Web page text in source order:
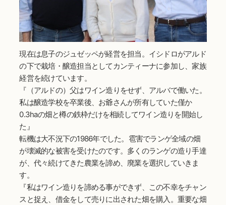
現在は息子のジュゼッペが経営を担当。イシドロがアルド
の下で栽培・醸造担当としてカンティーナに参加し、家族
経営を続けています。
『（アルドの）父はワイン造りをせず、アルバで働いた。
私は醸造学校を卒業後、お爺さんが所有していた僅か
0.3haの畑と樽の鉄枠だけを相続してワイン造りを開始し
た』
転機は大不況下の1986年でした。雹害でランゲ全域の畑
が壊滅的な被害を受けたのです。多くのランゲの造り手達
が、代々続けてきた農業を諦め、廃業を選択していきま
す。
『私はワイン造りを諦める事ができず、この不幸をチャン
スと捉え、借金をして売りに出された畑を購入。重要な畑